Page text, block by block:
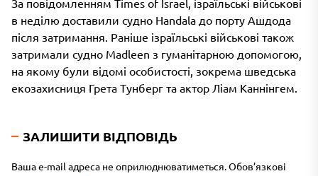
За повідомленням Times of Israel, ізраїльські військові
в неділю доставили судно Handala до порту Ашдода
після затримання. Раніше ізраїльські військові також
затримали судно Madleen з гуманітарною допомогою,
на якому були відомі особистості, зокрема шведська
екозахисниця Грета Тунберг та актор Ліам Каннінгем.
ЗАЛИШИТИ ВІДПОВІДЬ
Ваша e-mail адреса не оприлюднюватиметься.Обов’язкові